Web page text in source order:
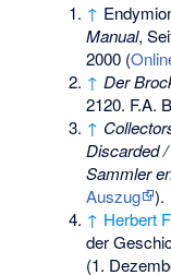
↑
Manual,
2000 (
↑ Der
2120. F.A.
↑
Discarded
Sammler
Auszug
).
↑ Herbert
der
(1.